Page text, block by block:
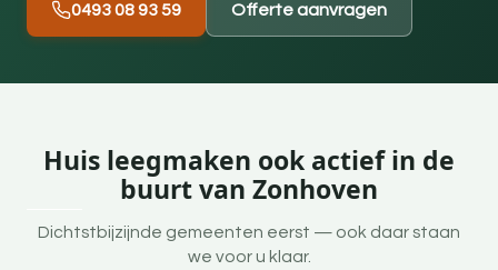
0493 08 93 59 Offerte aanvragen
Huis leegmaken ook actief in de
buurt van Zonhoven
Dichtstbijzijnde gemeenten eerst — ook daar staan
we voor u klaar.